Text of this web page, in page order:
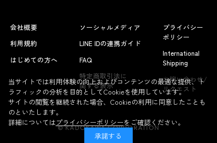
よくあるお問い合わせ
会社概要
利用規約
はじめての方へ
ソーシャルメディア
LINE IDの連携ガイド
FAQ
特定商取引法に
関する表示
プライバシー
ポリシー
International
Shipping
お問い合わせ/
リクエスト
© KADOKAWA CORPORATION
当サイトでは利用体験の向上およびコンテンツの最適な提供、ト
ラフィックの分析を目的としてCookieを使用しています。
サイトの閲覧を継続された場合、Cookieの利用に同意したことも
のといたします。
詳細についてはプライバシーポリシーをご確認ください。
承諾する